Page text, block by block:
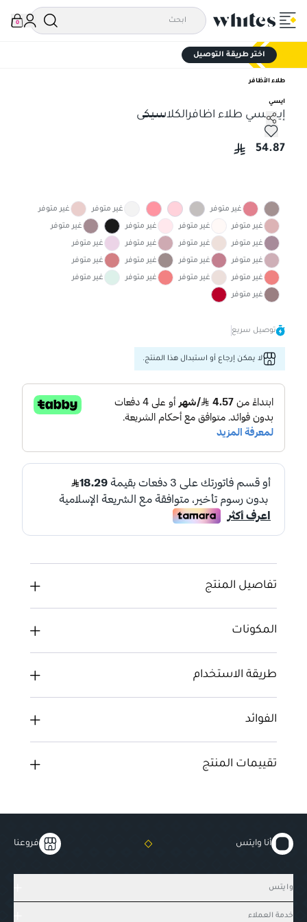
0
اختر طريقة التوصيل
طلاء الأظافر
ايسي
إيسسي طلاء اظافرالكلاسيكى
إيسسي طلاء اظافرالكلاسيكى
54.87
غير متوفر غير متوفر غير متوفر
غير متوفر غير متوفر غير متوفر غير متوفر
غير متوفر غير متوفر غير متوفر غير متوفر
غير متوفر غير متوفر غير متوفر غير متوفر
غير متوفر غير متوفر غير متوفر غير متوفر
غير متوفر
توصيل سريع
لا يمكن إرجاع أو استبدال هذا المنتج.
تفاصيل المنتج
المكونات
طريقة الاستخدام
الفوائد
تقييمات المنتج
أنا وايتس فروعنا
وايتس
خدمة العملاء